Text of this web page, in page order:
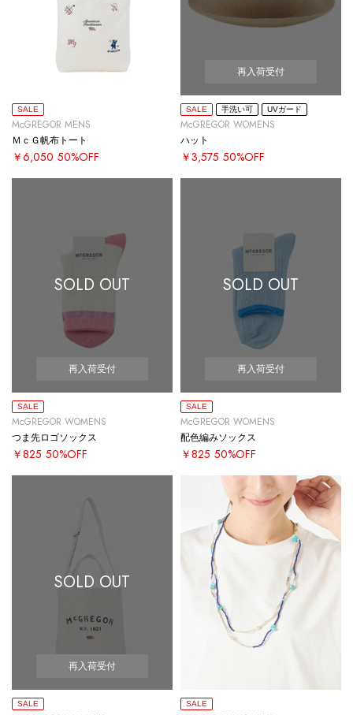
SALE
McGREGOR MENS
ＭｃＧ帆布トート
￥6,050 50%OFF
再入荷受付
SALE 手洗い可 UVガード
McGREGOR WOMENS
ハット
￥3,575 50%OFF
SOLD OUT
再入荷受付
SALE
McGREGOR WOMENS
つま先ロゴソックス
￥825 50%OFF
SOLD OUT
再入荷受付
SALE
McGREGOR WOMENS
配色編みソックス
￥825 50%OFF
SOLD OUT
再入荷受付
SALE SALE